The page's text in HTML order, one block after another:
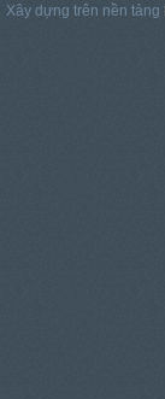
Xây dựng trên nền tảng